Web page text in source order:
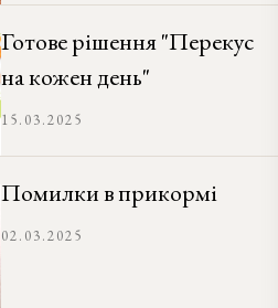
Готове рішення "Перекус
на кожен день"
15.03.2025
Помилки в прикормі
02.03.2025